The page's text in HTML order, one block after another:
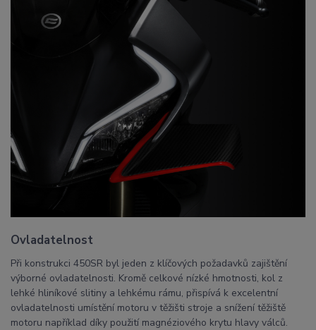
Ovladatelnost
Při konstrukci 450SR byl jeden z klíčových požadavků zajištění
výborné ovladatelnosti. Kromě celkové nízké hmotnosti, kol z
lehké hliníkové slitiny a lehkému rámu, přispívá k excelentní
ovladatelnosti umístění motoru v těžišti stroje a snížení těžiště
motoru například díky použití magnéziového krytu hlavy válců.